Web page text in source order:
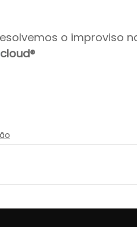
o improviso
cloud®